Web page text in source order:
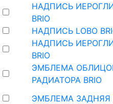
НАДПИСЬ
BRIO
НАДПИСЬ LOBO
НАДПИСЬ
BRIO
ЭМБЛЕМА
РАДИАТОРА BRIO
ЭМБЛЕМА ЗАДНЯЯ